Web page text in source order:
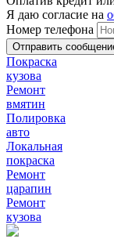
Я даю согласие на
Номер телефона
Покраска
кузова
Ремонт
вмятин
Полировка
авто
Локальная
покраска
Ремонт
царапин
Ремонт
кузова